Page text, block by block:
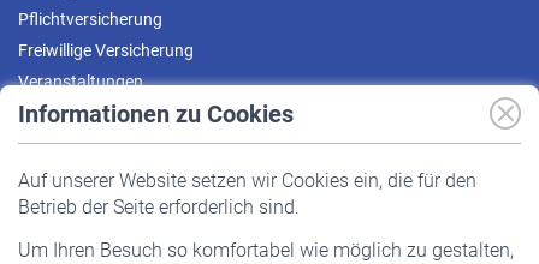
Informationen zu Cookies
Auf unserer Website setzen wir Cookies ein, die für den
Betrieb der Seite erforderlich sind.
Um Ihren Besuch so komfortabel wie möglich zu gestalten,
Pflichtversicherung
Freiwillige Versicherung
Veranstaltungen
Pflichtversicherung
Staatliche Förderung